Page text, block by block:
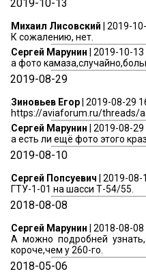
2019-10-13
Михаил Лисовский | 2019-
К сожалению, нет.
Сергей Марунин | 2019-10-
а фото
2019-08-29
Зиновьев Егор | 2019-08-29
https://aviaforum.ru/threads/
Сергей Марунин | 2019-08-
а есть ли ещё фото этого
2019-08-10
Сергей Попсуевич | 2019-
ГТУ-1-01 на шасси Т-54/55.
2018-08-08
Сергей Марунин | 2018-08-
А можно подробней
короче,чем у 260-го.
2018-05-06